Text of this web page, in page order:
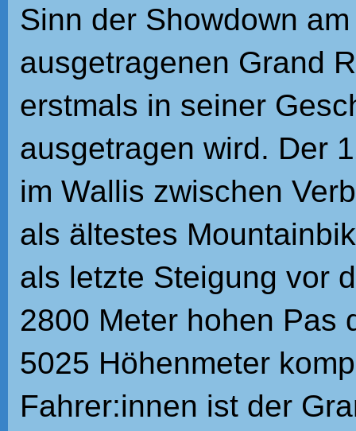
Sinn der Showdown
ausgetragenen Grand
erstmals in seiner
ausgetragen wird. Der
im Wallis zwischen
als ältestes
als letzte Steigung vor
2800 Meter hohen Pas
5025 Höhenmeter
Fahrer:innen ist der